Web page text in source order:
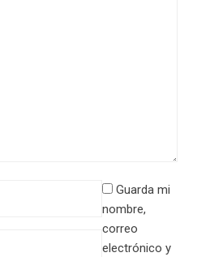
Guarda mi
nombre,
correo
electrónico y